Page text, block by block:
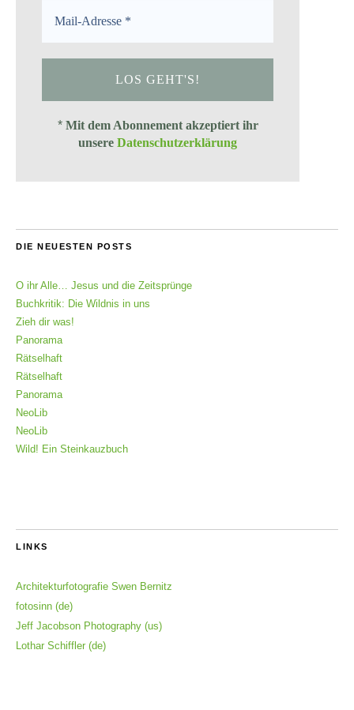
* Mit dem Abonnement akzeptiert ihr
unsereDatenschutzerklärung
DIE NEUESTEN POSTS
O ihr Alle… Jesus und die Zeitsprünge
Buchkritik: Die Wildnis in uns
Zieh dir was!
Panorama
Rätselhaft
Rätselhaft
Panorama
NeoLib
NeoLib
Wild! Ein Steinkauzbuch
LINKS
Architekturfotografie Swen Bernitz
fotosinn (de)
Jeff Jacobson Photography (us)
Lothar Schiffler (de)